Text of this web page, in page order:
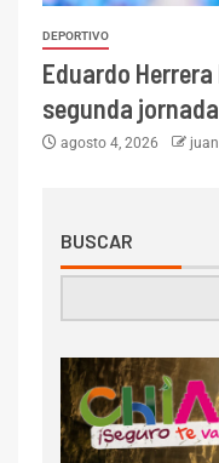
DEPORTIVO
Eduardo
segunda
agosto 4, 2026
BUSCAR